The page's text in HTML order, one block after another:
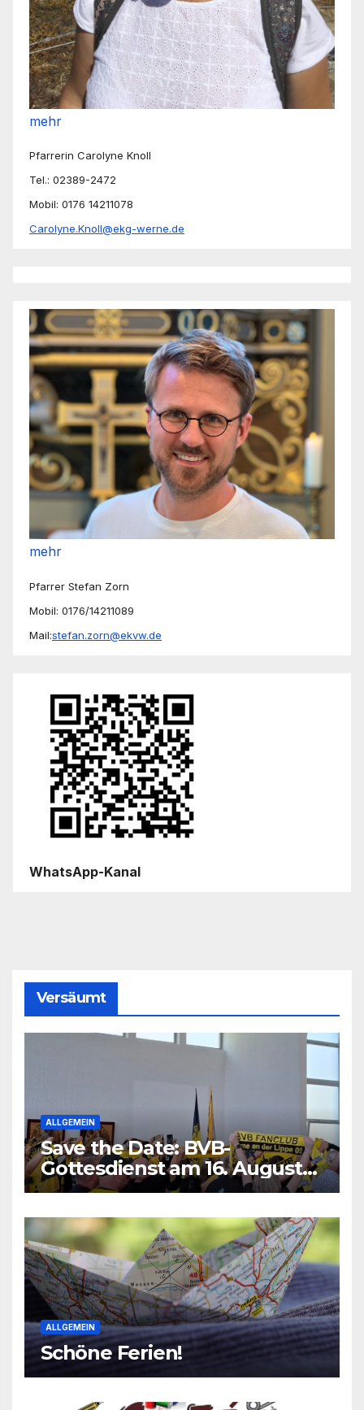
mehr
Pfarrerin Carolyne Knoll
Tel.: 02389-2472
Mobil: 0176 14211078
Carolyne.Knoll@ekg-werne.de
mehr
Pfarrer Stefan Zorn
Mobil: 0176/14211089
Mail:stefan.zorn@ekvw.de
WhatsApp-Kanal
Versäumt
ALLGEMEIN
Save the Date: BVB-
Gottesdienst am 16. August
2026
ALLGEMEIN
Schöne Ferien!